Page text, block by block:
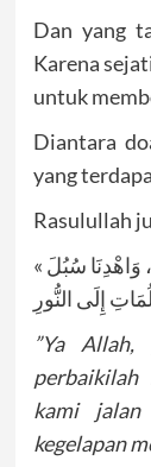
Dan yang
Karena
untuk
Diantara
yang
Rasulullah
« اللَّهُمَّ أَلِّفْ بَيْنَ قُلُوبِنَا ، وَأَصْلِحْ ذَاتَ بَيْنِنَا ، وَاهْدِنَا سُبُلَ
”Ya
perbaikilah
kami jalan
kegelapan